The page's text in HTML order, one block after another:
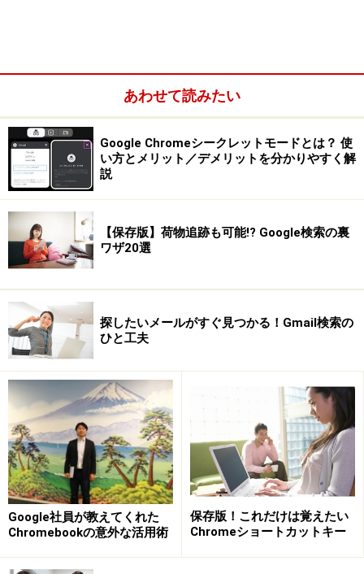
Appspectorの使い方
この拡張機能は自動的に動作します。他のWebサイトに
アクセスすると下記の画像のようにURLを入力する検索
アドレスバーの右端に表示されます。
Appspectorの画面
確認したい対象技術のボタンをクリックすると、どのよ
うな技術を使用しているか確認することができます。
Web制作者は何かと重宝する拡張機能だと思いますの
で、興味をもったらぜひ、導入して頂ければ幸いです。
あわせて読みたい
Google Chromeシークレットモードとは？ 使
い方とメリット／デメリットを分かりやすく解
説
【保存版】荷物追跡も可能!? Google検索の裏
ワザ20選
探したいメールがすぐ見つかる！Gmail検索の
ひと工夫
Google社員が教えてくれた
Chromebookの意外な活用術
保存版！これだけは覚えたい
Chromeショートカットキー